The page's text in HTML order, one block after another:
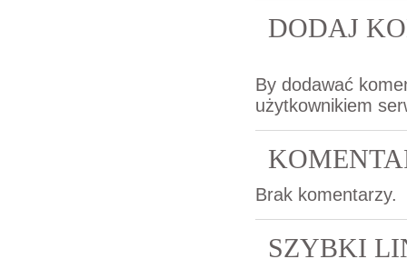
DODAJ
By dodawać
użytkownikiem
Brak komentarzy.
SZYBKI